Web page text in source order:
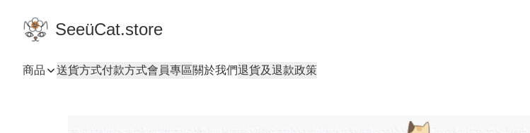
SeeüCat.store
商品 送貨方式付款方式會員專區關於我們退貨及退款政策